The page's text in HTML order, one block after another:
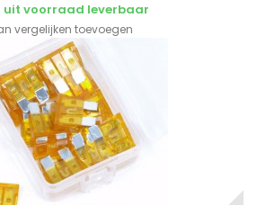
uit voorraad leverbaar
vergelijken toevoegen